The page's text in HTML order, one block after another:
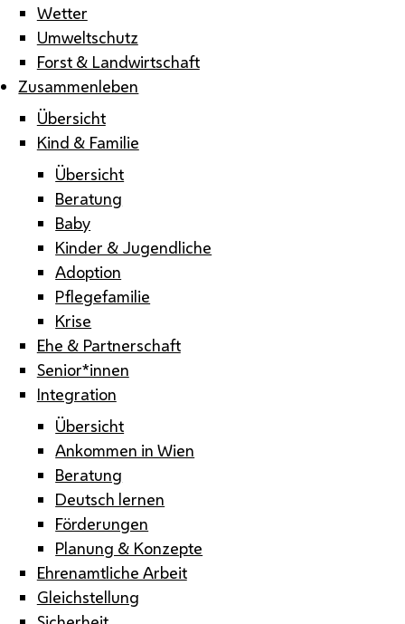
Wetter
Umweltschutz
Forst & Landwirtschaft
Zusammenleben
Übersicht
Kind & Familie
Übersicht
Beratung
Baby
Kinder & Jugendliche
Adoption
Pflegefamilie
Krise
Ehe & Partnerschaft
Senior*innen
Integration
Übersicht
Ankommen in Wien
Beratung
Deutsch lernen
Förderungen
Planung & Konzepte
Ehrenamtliche Arbeit
Gleichstellung